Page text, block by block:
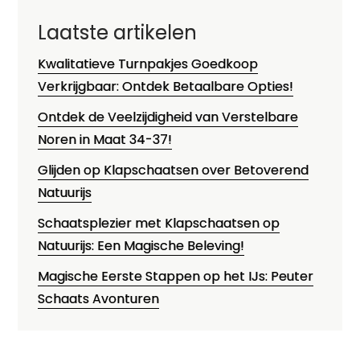
Laatste artikelen
Kwalitatieve Turnpakjes Goedkoop
Verkrijgbaar: Ontdek Betaalbare Opties!
Ontdek de Veelzijdigheid van Verstelbare
Noren in Maat 34-37!
Glijden op Klapschaatsen over Betoverend
Natuurijs
Schaatsplezier met Klapschaatsen op
Natuurijs: Een Magische Beleving!
Magische Eerste Stappen op het IJs: Peuter
Schaats Avonturen